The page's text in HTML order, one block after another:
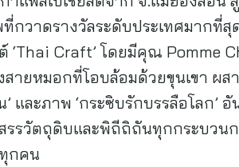
าดรางวัลระดับประเทศมากที่สุ
‘Thai Craft’ โดยมีคุณ Pomme
สายหมอกที่โอบล้อมด้วยขุนเขา ผ
และภาพ ‘กระซิบรักบรรลือโลก
รรวัตถุดิบและพิถีถิถันทุกกระบว
กคน